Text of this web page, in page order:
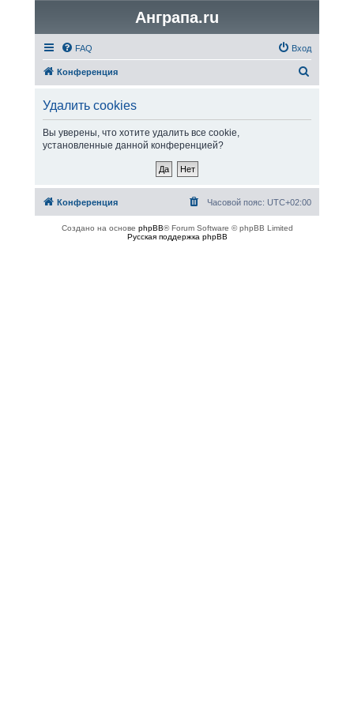
Анграпа.ru
FAQ Вход
Конференция
Удалить cookies
Вы уверены, что хотите удалить все cookie,
установленные данной конференцией?
Конференция Часовой пояс: UTC+02:00
Создано на основе phpBB® Forum Software © phpBB Limited
Русская поддержка phpBB